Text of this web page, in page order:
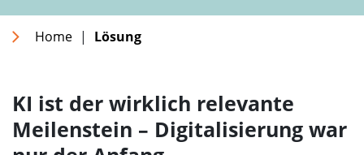
Home | Lösung
KI ist der wirklich relevante
Meilenstein – Digitalisierung war